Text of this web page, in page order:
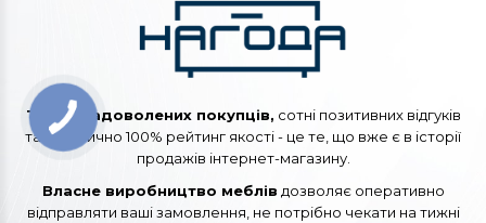
Тисячі задоволених покупців, сотні позитивних відгуків
та практично 100% рейтинг якості - це те, що вже є в історії
продажів інтернет-магазину.
Власне виробництво меблів дозволяє оперативно
відправляти ваші замовлення, не потрібно чекати на тижні